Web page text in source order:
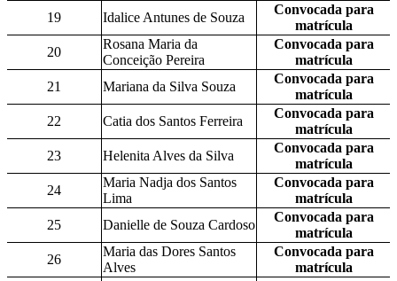
19
Idalice Antunes de Souza
Convocada para
matrícula
20
Rosana Maria da
Conceição Pereira
Convocada para
matrícula
21
Mariana da Silva Souza
Convocada para
matrícula
22
Catia dos Santos Ferreira
Convocada para
matrícula
23
Helenita Alves da Silva
Convocada para
matrícula
24
Maria Nadja dos Santos
Lima
Convocada para
matrícula
25
Danielle de Souza Cardoso
Convocada para
matrícula
26
Maria das Dores Santos
Alves
Convocada para
matrícula